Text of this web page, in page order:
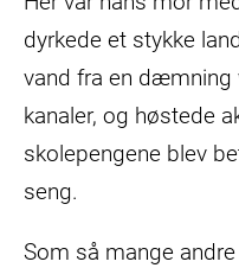
dyrkede et stykke
vand fra en
kanaler, og høstede
skolepengene blev
seng.
Som så mange